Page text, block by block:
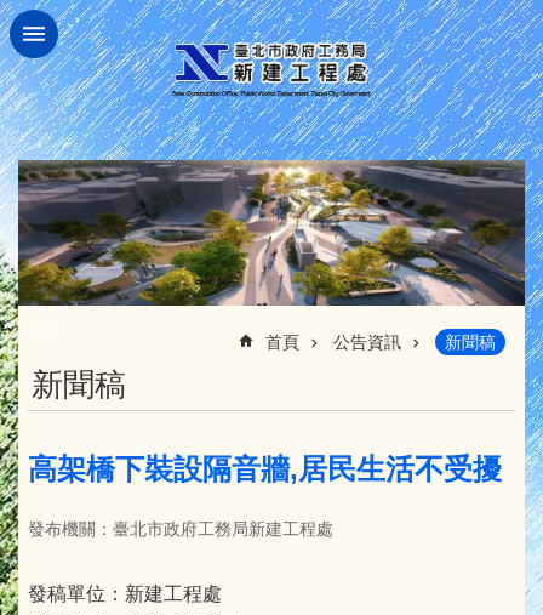
跳到主要內容區塊
首頁 公告資訊 新聞稿
新聞稿
高架橋下裝設隔音牆,居民生活不受擾
發布機關：臺北市政府工務局新建工程處
發稿單位：新建工程處